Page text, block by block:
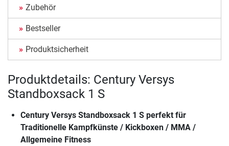
Zubehör
Bestseller
Produktsicherheit
Produktdetails: Century Versys
Standboxsack 1 S
Century Versys Standboxsack 1 S perfekt für
Traditionelle Kampfkünste / Kickboxen / MMA /
Allgemeine Fitness